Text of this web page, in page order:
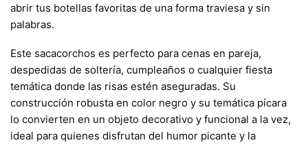
abrir tus botellas favoritas de una forma traviesa y sin
palabras.
Este sacacorchos es perfecto para cenas en pareja,
despedidas de soltería, cumpleaños o cualquier fiesta
temática donde las risas estén aseguradas. Su
construcción robusta en color negro y su temática pícara
lo convierten en un objeto decorativo y funcional a la vez,
ideal para quienes disfrutan del humor picante y la